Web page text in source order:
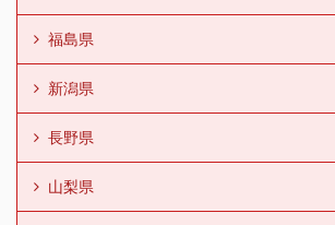
福島県
新潟県
長野県
山梨県